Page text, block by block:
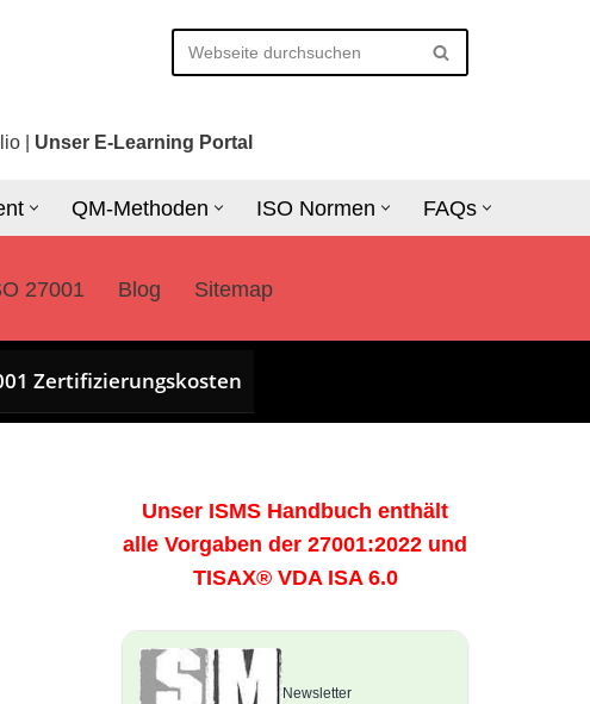
Unser E-Learning Portal
QM-Methoden ISO Normen FAQs
27001 Blog Sitemap
Zertifizierungskosten
Unser ISMS Handbuch enthält
alle Vorgaben der 27001:2022 und
TISAX® VDA ISA 6.0
Newsletter